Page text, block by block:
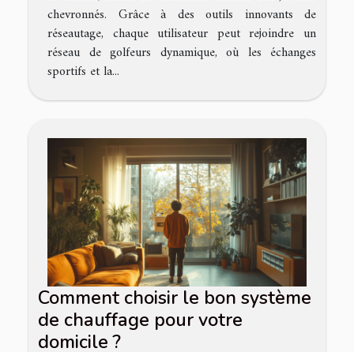
chevronnés. Grâce à des outils innovants de
réseautage, chaque utilisateur peut rejoindre un
réseau de golfeurs dynamique, où les échanges
sportifs et la...
Comment choisir le bon système
de chauffage pour votre
domicile ?